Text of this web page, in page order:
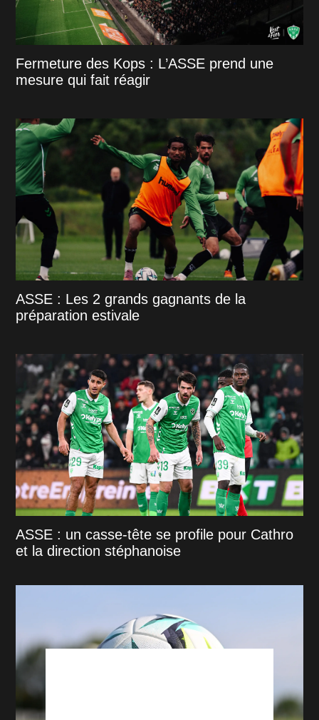
Fermeture des Kops : L’ASSE prend une
mesure qui fait réagir
ASSE : Les 2 grands gagnants de la
préparation estivale
ASSE : un casse-tête se profile pour Cathro
et la direction stéphanoise